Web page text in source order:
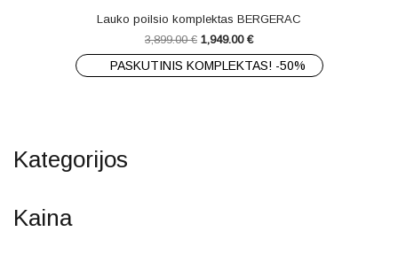
Lauko poilsio komplektas BERGERAC
3,899.00€ 1,949.00 €
PASKUTINIS KOMPLEKTAS! -50%
Kategorijos
Kaina